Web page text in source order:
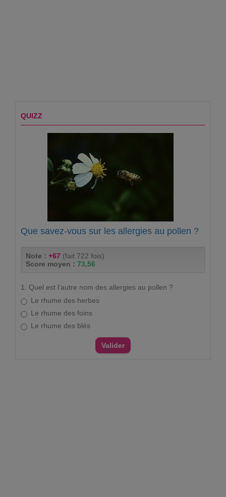
QUIZZ
Que savez-vous sur les allergies au pollen ?
Note : +67 (fait 722 fois)
Score moyen : 73,56
1. Quel est l’autre nom des allergies au pollen ?
Le rhume des herbes
Le rhume des foins
Le rhume des blés